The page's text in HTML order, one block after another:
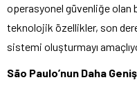
operasyonel güvenliğe olan
teknolojik özellikler, son
sistemi oluşturmayı
São Paulo’nun Daha